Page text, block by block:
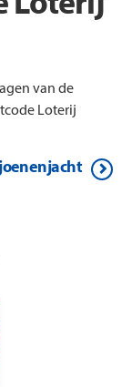
van de
Loterij